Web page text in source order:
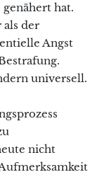
hat.
der
Angst
universell.
nicht